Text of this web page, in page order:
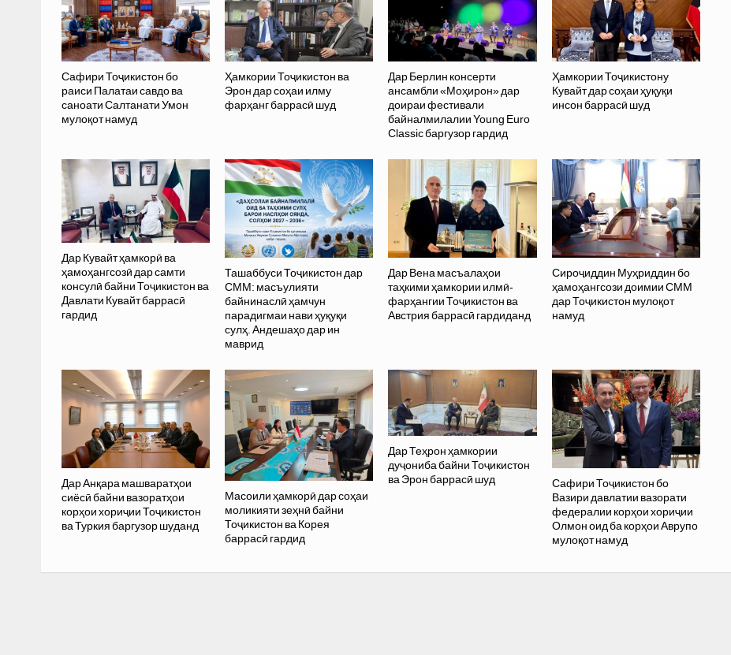
Сафири Тоҷикистон бо
раиси Палатаи савдо ва
саноати Салтанати Умон
мулоқот намуд
Ҳамкории Тоҷикистон ва
Эрон дар соҳаи илму
фарҳанг баррасӣ шуд
Дар Берлин консерти
ансамбли «Моҳирон» дар
доираи фестивали
байналмилалии Young Euro
Classic баргузор гардид
Ҳамкории Тоҷикистону
Кувайт дар соҳаи ҳуқуқи
инсон баррасӣ шуд
Дар Кувайт ҳамкорӣ ва
ҳамоҳангсозӣ дар самти
консулӣ байни Тоҷикистон ва
Давлати Кувайт баррасӣ
гардид
Ташаббуси Тоҷикистон дар
СММ: масъулияти
байнинаслӣ ҳамчун
парадигмаи нави ҳуқуқи
сулҳ. Андешаҳо дар ин
маврид
Дар Вена масъалаҳои
таҳкими ҳамкории илмӣ-
фарҳангии Тоҷикистон ва
Австрия баррасӣ гардиданд
Сироҷиддин Муҳриддин бо
ҳамоҳангсози доимии СММ
дар Тоҷикистон мулоқот
намуд
Дар Анқара машваратҳои
сиёсӣ байни вазоратҳои
корҳои хориҷии Тоҷикистон
ва Туркия баргузор шуданд
Масоили ҳамкорӣ дар соҳаи
моликияти зеҳнӣ байни
Тоҷикистон ва Корея
баррасӣ гардид
Дар Теҳрон ҳамкории
дуҷониба байни Тоҷикистон
ва Эрон баррасӣ шуд
Сафири Тоҷикистон бо
Вазири давлатии вазорати
федералии корҳои хориҷии
Олмон оид ба корҳои Аврупо
мулоқот намуд